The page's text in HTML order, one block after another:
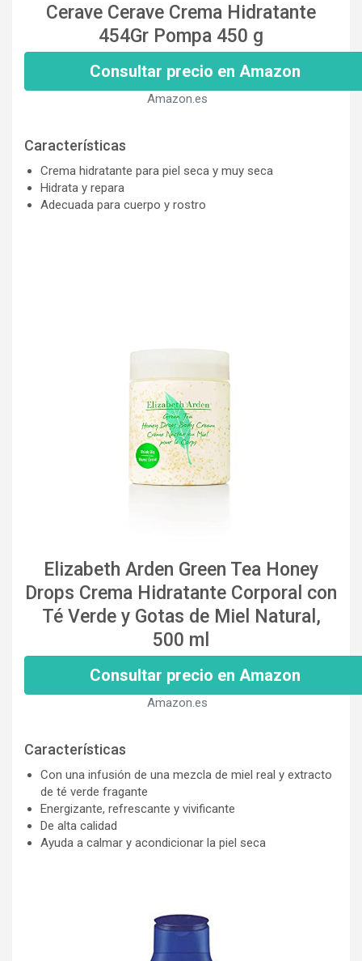
Cerave Cerave Crema Hidratante
454Gr Pompa 450 g
Consultar precio en Amazon
Amazon.es
Características
Crema hidratante para piel seca y muy seca
Hidrata y repara
Adecuada para cuerpo y rostro
Elizabeth Arden Green Tea Honey
Drops Crema Hidratante Corporal con
Té Verde y Gotas de Miel Natural,
500 ml
Consultar precio en Amazon
Amazon.es
Características
Con una infusión de una mezcla de miel real y extracto
de té verde fragante
Energizante, refrescante y vivificante
De alta calidad
Ayuda a calmar y acondicionar la piel seca